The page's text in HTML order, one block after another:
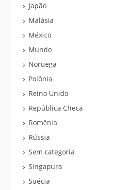
Japão
Malásia
México
Mundo
Noruega
Polônia
Reino Unido
República Checa
Romênia
Rússia
Sem categoria
Singapura
Suécia